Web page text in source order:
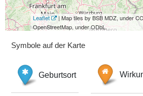
Leaflet
| Map tiles by BSB MDZ, under
OpenStreetMap, under ODbL.
Symbole auf der Karte
Geburtsort